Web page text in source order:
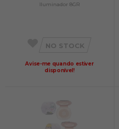
Iluminador 8GR
NO STOCK
Avise-me quando estiver
disponível!